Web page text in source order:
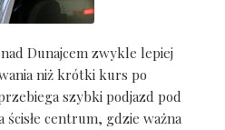
Dunajcem zwykle lepiej
niż krótki kurs po
szybki podjazd pod
ścisłe centrum, gdzie ważna